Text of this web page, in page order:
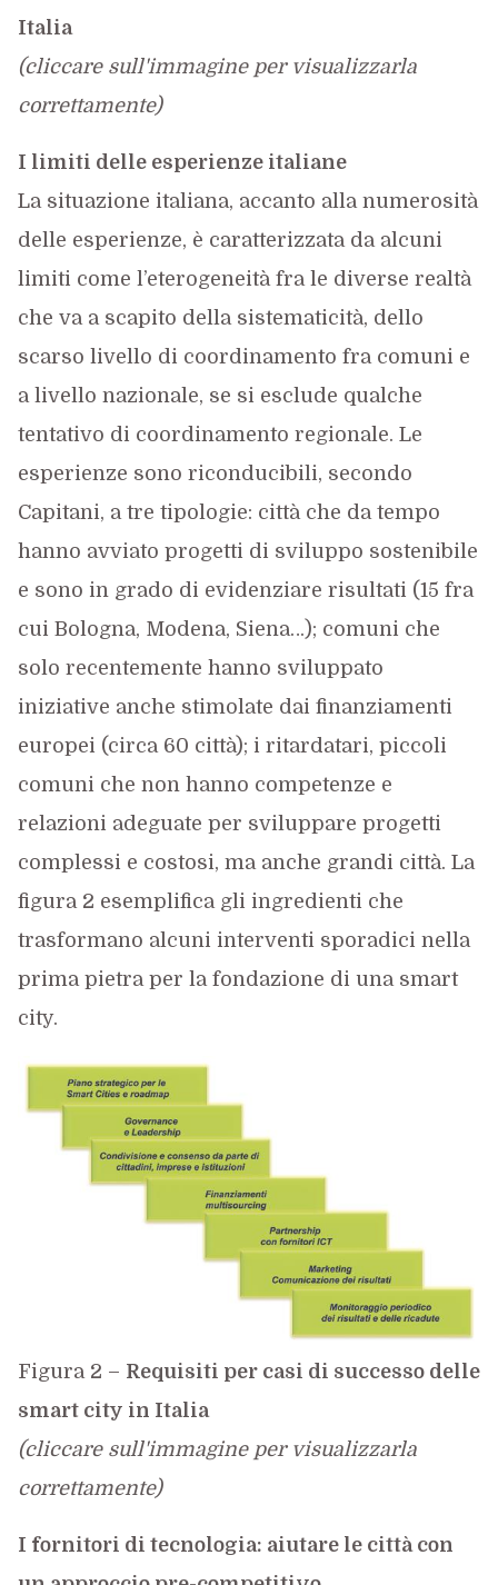
Italia
(cliccare sull'immagine per visualizzarla
correttamente)
I limiti delle esperienze italiane
La situazione italiana, accanto alla numerosità
delle esperienze, è caratterizzata da alcuni
limiti come l’eterogeneità fra le diverse realtà
che va a scapito della sistematicità, dello
scarso livello di coordinamento fra comuni e
a livello nazionale, se si esclude qualche
tentativo di coordinamento regionale. Le
esperienze sono riconducibili, secondo
Capitani, a tre tipologie: città che da tempo
hanno avviato progetti di sviluppo sostenibile
e sono in grado di evidenziare risultati (15 fra
cui Bologna, Modena, Siena…); comuni che
solo recentemente hanno sviluppato
iniziative anche stimolate dai finanziamenti
europei (circa 60 città); i ritardatari, piccoli
comuni che non hanno competenze e
relazioni adeguate per sviluppare progetti
complessi e costosi, ma anche grandi città. La
figura 2 esemplifica gli ingredienti che
trasformano alcuni interventi sporadici nella
prima pietra per la fondazione di una smart
city.
Figura 2 – Requisiti per casi di successo delle
smart city in Italia
(cliccare sull'immagine per visualizzarla
correttamente)
I fornitori di tecnologia: aiutare le città con